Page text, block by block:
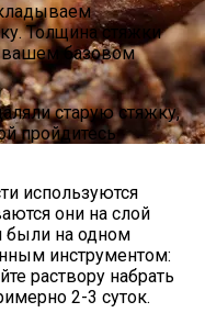
Толщина стяжки
вашем базовом
старую стяжку,
пройдитесь
используются
они на слой
были на одном
инструментом:
раствору набрать
2-3 суток.